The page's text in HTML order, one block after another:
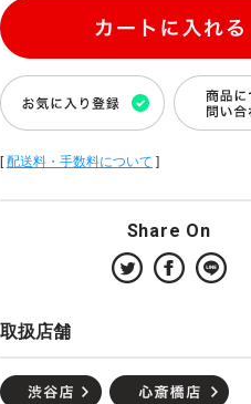
[配送料・手数料について ]
Share On
取扱店舗